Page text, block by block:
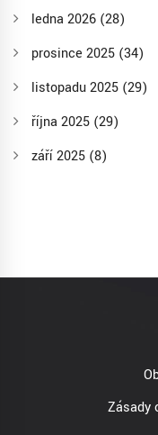
ledna 2026 (28)
prosince 2025 (34)
listopadu 2025 (29)
října 2025 (29)
září 2025 (8)
Zásady